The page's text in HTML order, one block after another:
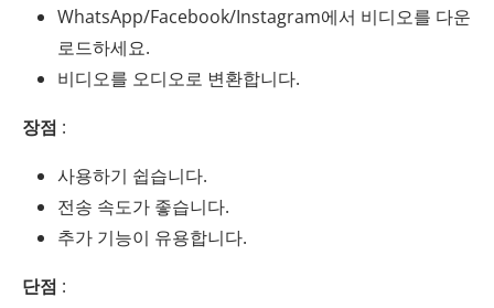
WhatsApp/Facebook/Instagram에서 비디오를 다운
로드하세요.
비디오를 오디오로 변환합니다.
장점 :
사용하기 쉽습니다.
전송 속도가 좋습니다.
추가 기능이 유용합니다.
단점 :